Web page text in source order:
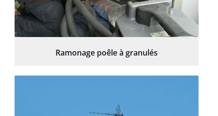
Ramonage poêle à granulés